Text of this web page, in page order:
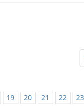
19 20 21 22 23